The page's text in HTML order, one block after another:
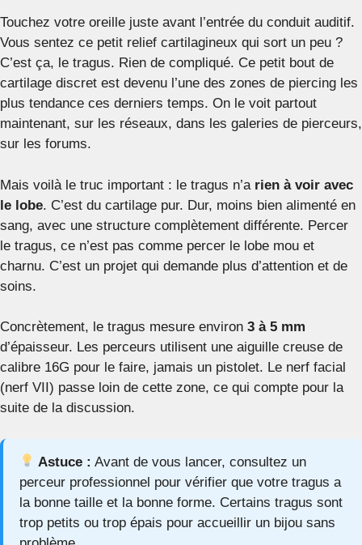
Touchez votre oreille juste avant l’entrée du conduit auditif.
Vous sentez ce petit relief cartilagineux qui sort un peu ?
C’est ça, le tragus. Rien de compliqué. Ce petit bout de
cartilage discret est devenu l’une des zones de piercing les
plus tendance ces derniers temps. On le voit partout
maintenant, sur les réseaux, dans les galeries de pierceurs,
sur les forums.
Mais voilà le truc important : le tragus n’a rien à voir avec
le lobe. C’est du cartilage pur. Dur, moins bien alimenté en
sang, avec une structure complètement différente. Percer
le tragus, ce n’est pas comme percer le lobe mou et
charnu. C’est un projet qui demande plus d’attention et de
soins.
Concrètement, le tragus mesure environ 3 à 5 mm
d’épaisseur. Les perceurs utilisent une aiguille creuse de
calibre 16G pour le faire, jamais un pistolet. Le nerf facial
(nerf VII) passe loin de cette zone, ce qui compte pour la
suite de la discussion.
Astuce : Avant de vous lancer, consultez un
perceur professionnel pour vérifier que votre tragus a
la bonne taille et la bonne forme. Certains tragus sont
trop petits ou trop épais pour accueillir un bijou sans